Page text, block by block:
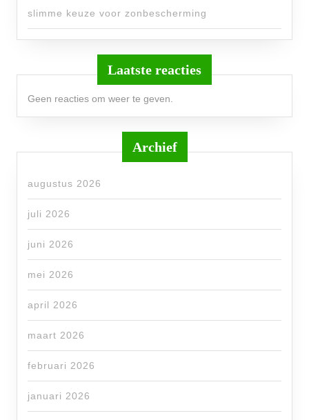
slimme keuze voor zonbescherming
Laatste reacties
Geen reacties om weer te geven.
Archief
augustus 2026
juli 2026
juni 2026
mei 2026
april 2026
maart 2026
februari 2026
januari 2026